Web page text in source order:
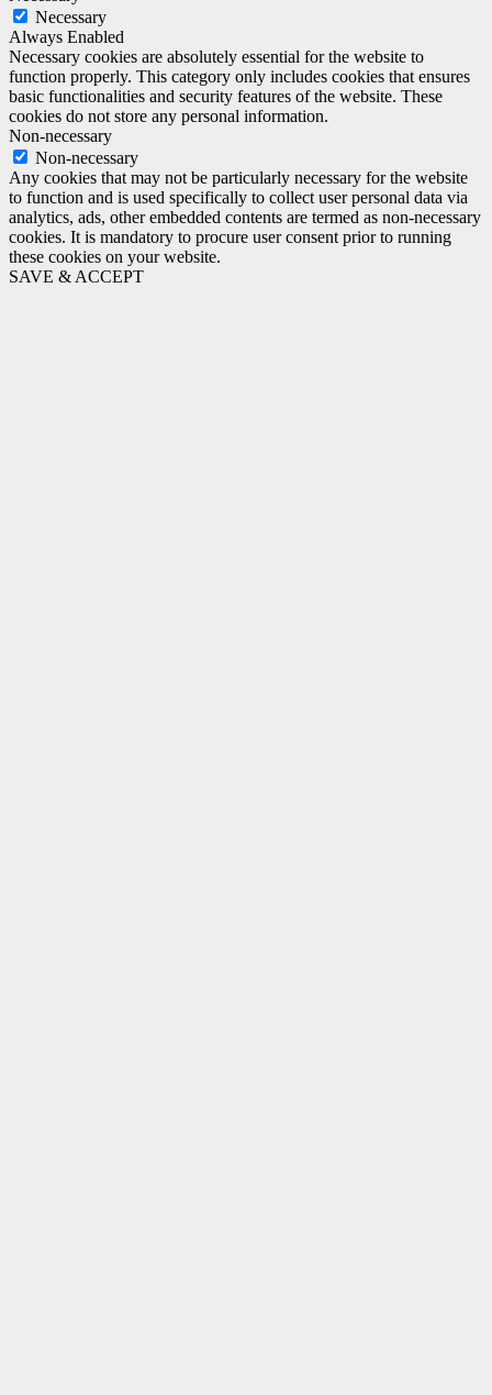
Necessary
Always Enabled
Necessary cookies are absolutely essential for the website to
function properly. This category only includes cookies that ensures
basic functionalities and security features of the website. These
cookies do not store any personal information.
Non-necessary
Non-necessary
Any cookies that may not be particularly necessary for the website
to function and is used specifically to collect user personal data via
analytics, ads, other embedded contents are termed as non-necessary
cookies. It is mandatory to procure user consent prior to running
these cookies on your website.
SAVE & ACCEPT